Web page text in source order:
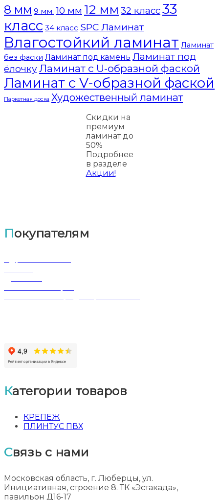
8 мм 9 мм. 10 мм 12 мм 32 класс33
класс 34 класс SPC Ламинат
Влагостойкий ламинат Ламинат
без фаски Ламинат под камень Ламинат под
ёлочкуЛаминат с U-образной фаской
Ламинат с V-образной фаской
Паркетная доска Художественный ламинат
Скидки на
премиум
ламинат до
50%
Подробнее
в разделе
Акции!
Покупателям
Категории товаров
КРЕПЕЖ
ПЛИНТУС ПВХ
Связь с нами
Московская область, г. Люберцы, ул.
Инициативная, строение 8. ТК «Эстакада»,
павильон Д16-17